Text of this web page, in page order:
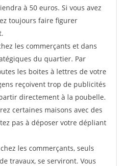
à 50 euros. Si vous avez
toujours faire figurer
les commerçants et dans
du quartier. Par
les boites à lettres de votre
reçoivent trop de publicités
directement à la poubelle.
certaines maisons avec des
pas à déposer votre dépliant
les commerçants, seuls
travaux, se serviront. Vous